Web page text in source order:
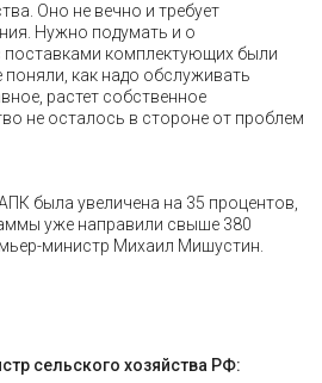
Оно не вечно и требует
Нужно подумать и о
поставками комплектующих были
как надо обслуживать
растет собственное
не осталось в стороне от проблем
была увеличена на 35 процентов,
уже направили свыше 380
министр Михаил Мишустин.
сельского хозяйства РФ: